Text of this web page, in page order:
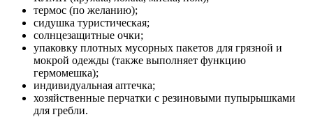
термос (по желанию);
сидушка туристическая;
солнцезащитные очки;
упаковку плотных мусорных пакетов для грязной и
мокрой одежды (также выполняет функцию
гермомешка);
индивидуальная аптечка;
хозяйственные перчатки с резиновыми пупырышками
для гребли.